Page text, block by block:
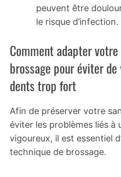
peuvent être
le risque d’infection.
Comment adapter
brossage pour éviter
dents trop fort
Afin de préserver votre
éviter les problèmes liés à
vigoureux, il est essentiel
technique de brossage.